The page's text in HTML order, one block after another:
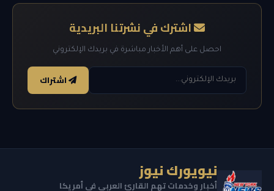
اشترك في نشرتنا البريدية
احصل على أهم الأخبار مباشرة في بريدك الإلكتروني
اشتراك
نيويورك نيوز
أخبار وخدمات تهم القارئ العربي في أمريكا